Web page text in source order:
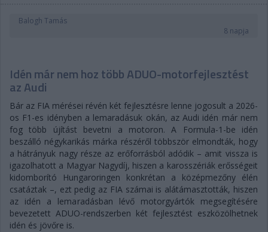
Balogh Tamás
8 napja
Idén már nem hoz több ADUO-motorfejlesztést
az Audi
Bár az FIA mérései révén két fejlesztésre lenne jogosult a 2026-
os F1-es idényben a lemaradásuk okán, az Audi idén már nem
fog több újítást bevetni a motoron. A Formula-1-be idén
beszálló négykarikás márka részéről többször elmondták, hogy
a hátrányuk nagy része az erőforrásból adódik – amit vissza is
igazolhatott a Magyar Nagydíj, hiszen a karosszériák erősségeit
kidomborító Hungaroringen konkrétan a középmezőny élén
csatáztak –, ezt pedig az FIA számai is alátámasztották, hiszen
az idén a lemaradásban lévő motorgyártók megsegítésére
bevezetett ADUO-rendszerben két fejlesztést eszközölhetnek
idén és jövőre is.